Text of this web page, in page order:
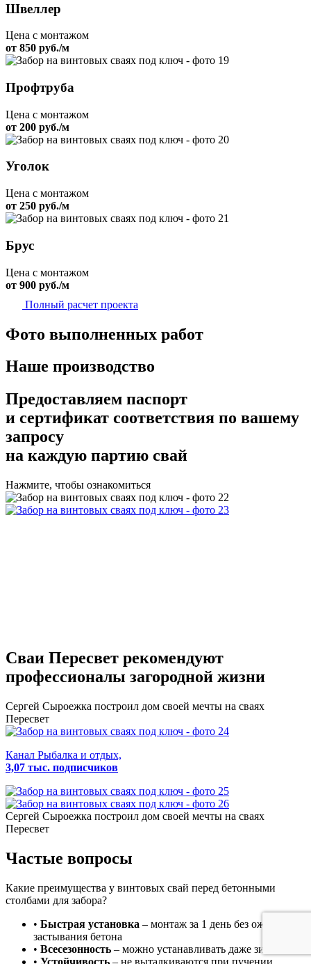
Швеллер
Цена с монтажом
от 850 руб./м
Профтруба
Цена с монтажом
от 200 руб./м
Уголок
Цена с монтажом
от 250 руб./м
Брус
Цена с монтажом
от 900 руб./м
Полный расчет проекта
Фото выполненных работ
Наше производство
Предоставляем паспорт
и сертификат соответствия по вашему
запросу
на каждую партию свай
Нажмите, чтобы ознакомиться
Сваи Пересвет рекомендуют
профессионалы загородной жизни
Сергей Сыроежка построил дом своей мечты на сваях
Пересвет
Канал Рыбалка и отдых,
3,07 тыс. подписчиков
Сергей Сыроежка построил дом своей мечты на сваях
Пересвет
Частые вопросы
Какие преимущества у винтовых свай перед бетонными
столбами для забора?
• Быстрая установка – монтаж за 1 день без ожидания
застывания бетона
• Всесезонность – можно устанавливать даже зимой
• Устойчивость – не выталкиваются при пучении